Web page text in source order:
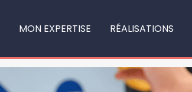
MON EXPERTISE RÉALISATIONS